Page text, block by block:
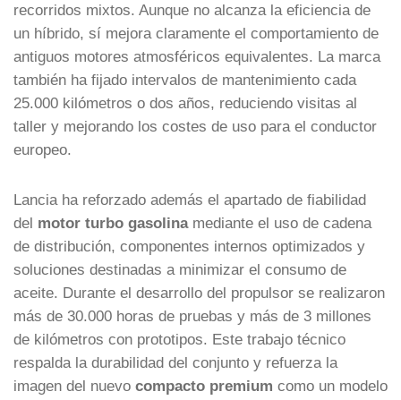
recorridos mixtos. Aunque no alcanza la eficiencia de
un híbrido, sí mejora claramente el comportamiento de
antiguos motores atmosféricos equivalentes. La marca
también ha fijado intervalos de mantenimiento cada
25.000 kilómetros o dos años, reduciendo visitas al
taller y mejorando los costes de uso para el conductor
europeo.
Lancia ha reforzado además el apartado de fiabilidad
del motor turbo gasolinamediante el uso de cadena
de distribución, componentes internos optimizados y
soluciones destinadas a minimizar el consumo de
aceite. Durante el desarrollo del propulsor se realizaron
más de 30.000 horas de pruebas y más de 3 millones
de kilómetros con prototipos. Este trabajo técnico
respalda la durabilidad del conjunto y refuerza la
imagen del nuevo compacto premium como un modelo